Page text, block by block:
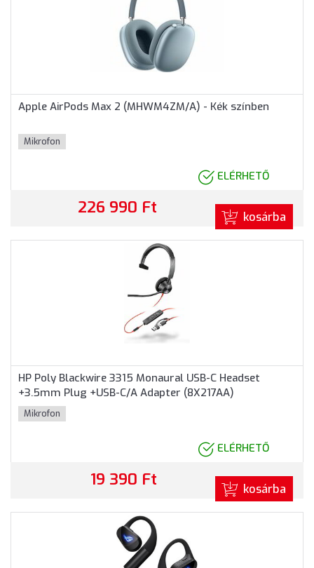
Apple AirPods Max 2 (MHWM4ZM/A) - Kék színben
Mikrofon
ELÉRHETŐ
226 990 Ft kosárba
HP Poly Blackwire 3315 Monaural USB-C Headset
+3.5mm Plug +USB-C/A Adapter (8X217AA)
Mikrofon
ELÉRHETŐ
19 390 Ft kosárba